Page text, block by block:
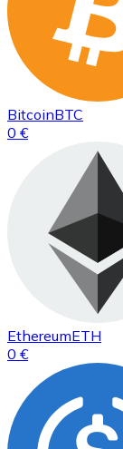
BitcoinBTC
0 €
EthereumETH
0 €